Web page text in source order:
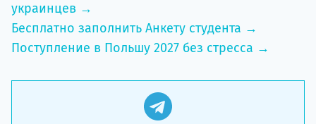
украинцев →
Бесплатно заполнить Анкету студента →
Поступление в Польшу 2027 без стресса →